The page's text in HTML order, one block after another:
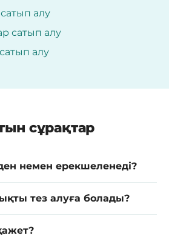
алу
сатып алу
алу
сұрақтар
немен ерекшеленеді?
тез алуға болады?